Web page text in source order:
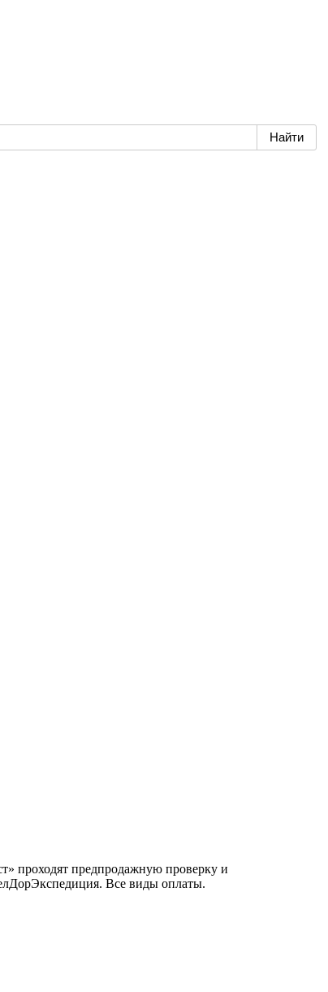
проходят предпродажную проверку и
Все виды оплаты.